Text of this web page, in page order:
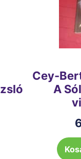
Cey-
A